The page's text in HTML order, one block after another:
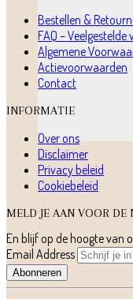
Bestellen &
FAQ – Veelgestelde
Algemene
Actievoorwaarden
Contact
INFORMATIE
Over ons
Disclaimer
Privacy beleid
Cookiebeleid
MELD JE AAN VOOR DE
En blijf op de hoogte van
Email Address
Abonneren